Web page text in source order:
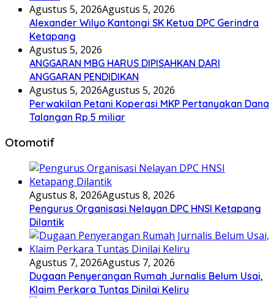
Agustus 5, 2026Agustus 5, 2026
Alexander Wilyo Kantongi SK Ketua DPC Gerindra
Ketapang
Agustus 5, 2026
ANGGARAN MBG HARUS DIPISAHKAN DARI
ANGGARAN PENDIDIKAN
Agustus 5, 2026Agustus 5, 2026
Perwakilan Petani Koperasi MKP Pertanyakan Dana
Talangan Rp.5 miliar
Otomotif
Agustus 8, 2026Agustus 8, 2026
Pengurus Organisasi Nelayan DPC HNSI Ketapang
Dilantik
Agustus 7, 2026Agustus 7, 2026
Dugaan Penyerangan Rumah Jurnalis Belum Usai,
Klaim Perkara Tuntas Dinilai Keliru